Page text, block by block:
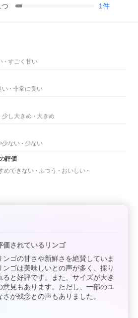
つ 1件
すごく甘い
い 非常に良い
少し大きめ 大きめ
少ない 少ない
評価
めできない ふつう
おいしい
価されているリンゴ
ゴの甘さや新鮮さを絶賛していま
ゴは美味しいとの声が多く、採り
と好評です。また、サイズが大き
意見もあります。ただし、一部のユ
が残念との声もありました。